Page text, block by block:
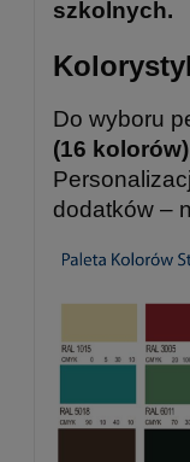
szkolnych.
Do wyboru
(16 kolorów)
dodatków –